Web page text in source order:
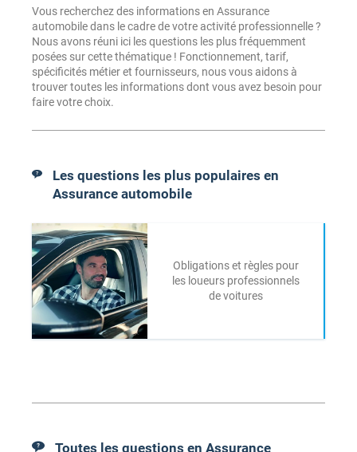
Vous recherchez des informations en Assurance
automobile dans le cadre de votre activité professionnelle ?
Nous avons réuni ici les questions les plus fréquemment
posées sur cette thématique ! Fonctionnement, tarif,
spécificités métier et fournisseurs, nous vous aidons à
trouver toutes les informations dont vous avez besoin pour
faire votre choix.
Les questions les plus populaires en
Assurance automobile
Obligations et règles pour
les loueurs professionnels
de voitures
Toutes les questions en Assurance